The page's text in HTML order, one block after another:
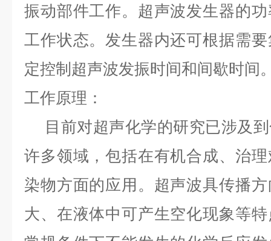
振动部件工作。超声波发生器的
工作状态。发生器内还可根据需
定控制超声波发振时间和间歇时间
工作原理：
目前对超声化学的研究已涉及
许多领域，包括在有机合成、治
染物方面的应用。超声波具传播
大、在液体中可产生空化现象等